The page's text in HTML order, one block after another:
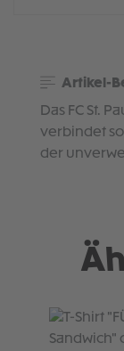
Artikel-
Das FC St.
verbindet
der